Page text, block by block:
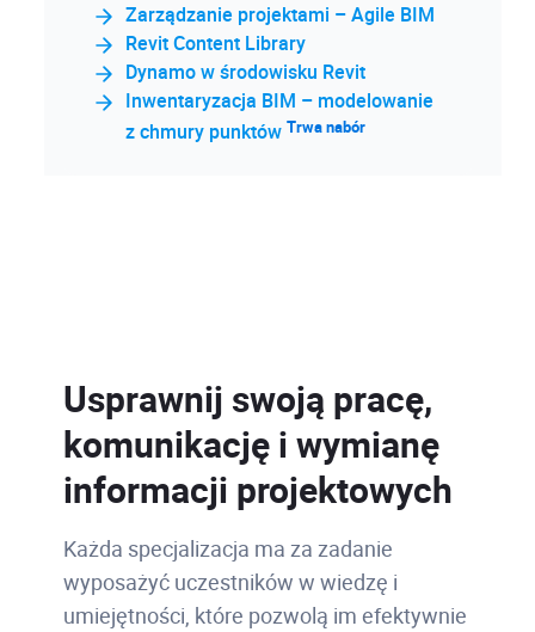
Zarządzanie projektami – Agile BIM
Revit Content Library
Dynamo w środowisku Revit
Inwentaryzacja BIM – modelowanie
z chmury punktów Trwa nabór
Usprawnij swoją pracę,
komunikację i wymianę
informacji projektowych
Każda specjalizacja ma za zadanie
wyposażyć uczestników w wiedzę i
umiejętności, które pozwolą im efektywnie